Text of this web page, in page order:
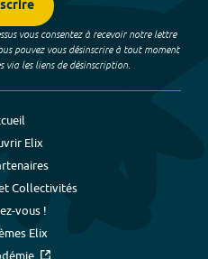
vous consentez à recevoir notre lettre
pouvez vous désinscrire à tout moment
les liens de désinscription.
Elix
Collectivités
vous !
Elix